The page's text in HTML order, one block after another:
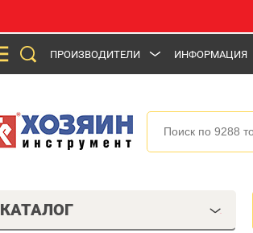
ПРОИЗВОДИТЕЛИ ИНФОРМАЦИЯ
КАТАЛОГ